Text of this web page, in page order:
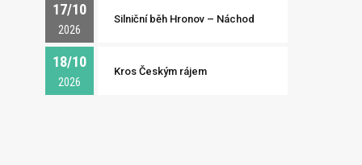
17/10
2026
Silniční běh Hronov – Náchod
18/10
2026
Kros Českým rájem